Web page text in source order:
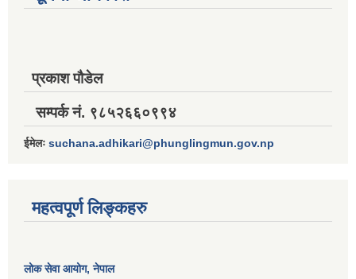
प्रकाश पौडेल
सम्पर्क नं. ९८५२६६०९९४
ईमेलः suchana.adhikari@phunglingmun.gov.np
महत्वपूर्ण लिङ्कहरु
लोक सेवा आयोग, नेपाल